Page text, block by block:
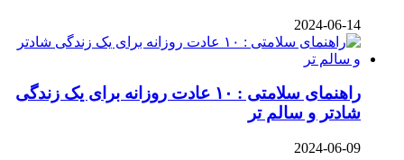
2024-06-14
راهنمای سلامتی : ۱۰ عادت روزانه برای یک زندگی
شادتر و سالم‌ تر
2024-06-09